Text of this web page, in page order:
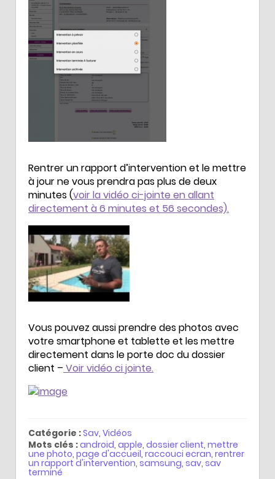
Rentrer un rapport d’intervention et le mettre
à jour ne vous prendra pas plus de deux
minutes (voir la vidéo ci-jointe en allant
directement à 6 minutes et 56 secondes).
Vous pouvez aussi prendre des photos avec
votre smartphone et tablette et les mettre
directement dans le porte doc du dossier
client – Voir vidéo ci jointe.
Catégorie :Sav, Vidéos
Mots clés :android, apple, dossier client, mettre
une photo, page d'accueil, raccouci ecran, rentrer
un rapport d'intervention, samsung, sav, sav
terminé